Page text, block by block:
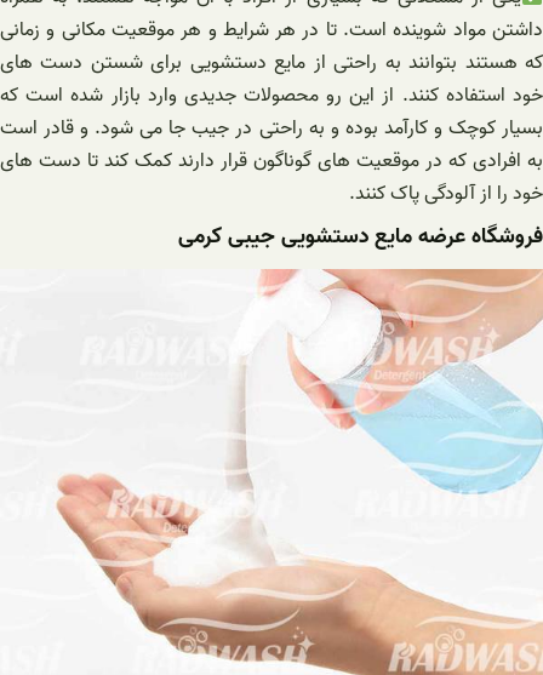
داشتن مواد شوینده است. تا در هر شرایط و هر موقعیت مکانی و زمانی
که هستند بتوانند به راحتی از مایع دستشویی برای شستن دست های
خود استفاده کنند. از این رو محصولات جدیدی وارد بازار شده است که
بسیار کوچک و کارآمد بوده و به راحتی در جیب جا می شود. و قادر است
به افرادی که در موقعیت‌ های گوناگون قرار دارند کمک کند تا دست های
خود را از آلودگی پاک کنند.
فروشگاه عرضه مایع دستشویی جیبی کرمی